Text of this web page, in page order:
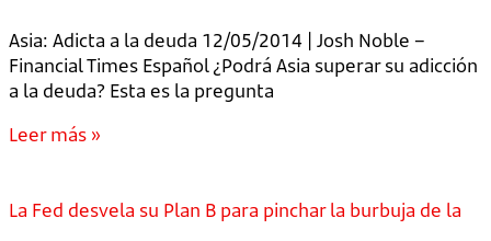
Asia: Adicta a la deuda 12/05/2014 | Josh Noble –
Financial Times Español ¿Podrá Asia superar su adicción
a la deuda? Esta es la pregunta
Leer más »
La Fed desvela su Plan B para pinchar la burbuja de la